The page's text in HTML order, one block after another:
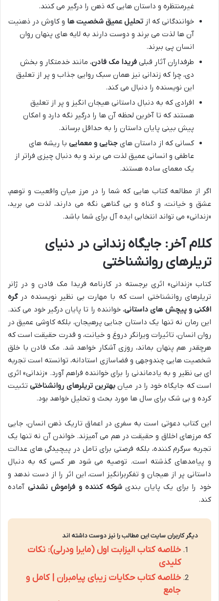
غیرمنتظره و داستان هایی که ذهن را درگیر می کنند.
خوانندگانی که از تحلیل عمیق شخصیت ها و کاوش در ذهنیت
آن ها لذت می برند و دوست دارند به لایه های پنهان روان
انسان پی ببرند.
طرفداران آثار قبلی فریدا مک فادن، مانند خدمتکار و بخش
دی، چرا که زندانی نیز همان سبک روایی جذاب و پر از تعلیق
این نویسنده را دنبال می کند.
افرادی که به دنبال داستانی هیجان انگیز و پر از تعلیق
هستند که تا آخرین لحظه آن ها را درگیر نگه دارد و امکان
پیش بینی پایان داستان را به حداقل برساند.
کسانی که از داستان های جنایی و معمایی با ریشه های
عاطفی و انسانی عمیق لذت می برند و به دنبال چیزی فراتر از
یک معمای ساده هستند.
اگر از مطالعه کتاب هایی که شما را در مرز میان واقعیت و توهم،
عشق و خیانت، و گناه و بی گناهی نگه می دارند، لذت می برید،
«زندانی» می تواند انتخابی ایده آل برای شما باشد.
کلام آخر: جایگاه زندانی در دنیای
تریلرهای روانشناختی
کتاب «زندانی» اثری برجسته در کارنامه فریدا مک فادن و در ژانر
تریلرهای روانشناختی است که با مهارت بی نظیر نویسنده درگره
افکنی و پیچش های داستانی، خواننده را تا پایان درگیر خود می کند.
این رمان نه تنها یک داستان جنایی پرهیجان، بلکه کاوشی عمیق در
روان انسان، تاثیرات ویرانگر دروغ و خیانت، و قدرت حقیقت است که
هرچقدر هم پنهان بماند، روزی آشکار خواهد شد. مک فادن با خلق
شخصیت هایی چندوجهی و فضاسازی استادانه، توانسته است تجربه
ای بی نظیر و به یادماندنی را برای خواننده فراهم آورد. «زندانی» اثری
است که جایگاه خود را در میانبهترین تریلرهای روانشناختیتثبیت
کرده و بی شک برای سال ها مورد بحث و تحلیل خواهد بود.
این کتاب دعوتی است به سفری در اعماق تاریک ذهن انسان، جایی
که مرزهای اخلاق و حقیقت در هم می آمیزند. خواندن آن نه تنها یک
تجربه سرگرم کننده، بلکه فرصتی برای تامل در پیچیدگی های عدالت
و پیامدهای گذشته است. توصیه می شود هر کسی که به دنبال
داستانی پر از هیجان و تفکربرانگیز است، این اثر را از دست ندهد و
خود را برای یک پایان بندیشوکه کننده و فراموش نشدنی آماده
کند.
دیگر کاربران سایت این مطالب را نیز دوست داشته اند
خلاصه کتاب الیزابت اول (مایرا ودرلی): نکات
کلیدی
خلاصه کتاب حکایات زیبای پیامبران | کامل و
جامع